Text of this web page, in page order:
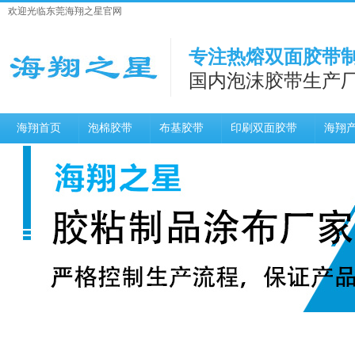
欢迎光临东莞海翔之星官网
专注热熔双面胶带
国内泡沫胶带生产
海翔首页 泡棉胶带 布基胶带 印刷双面胶带 海翔